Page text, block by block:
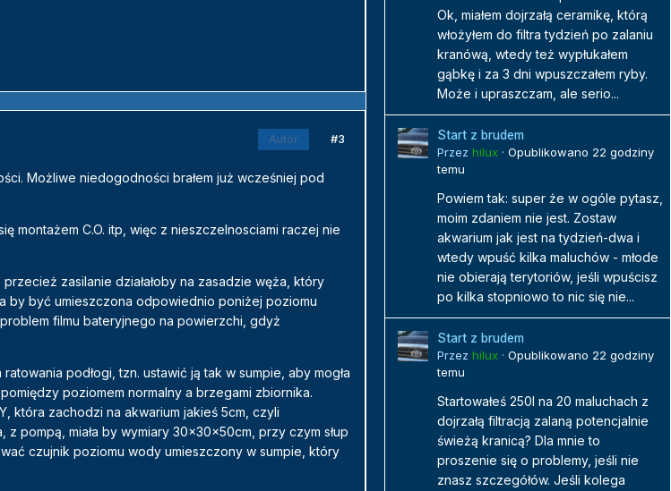
Autor #3
Możliwe niedogodności brałem już wcześniej pod
montażem C.O. itp, więc z nieszczelnosciami raczej nie
zasilanie działałoby na zasadzie węża, który
by być umieszczona odpowiednio poniżej poziomu
filmu bateryjnego na powierzchi, gdyż
podłogi, tzn. ustawić ją tak w sumpie, aby mogła
poziomem normalny a brzegami zbiornika.
która zachodzi na akwarium jakieś 5cm, czyli
pompą, miała by wymiary 30x30x50cm, przy czym słup
czujnik poziomu wody umieszczony w sumpie, który
Ok, miałem dojrzałą ceramikę, którą
włożyłem do filtra tydzień po zalaniu
kranówą, wtedy też wypłukałem
gąbkę i za 3 dni wpuszczałem ryby.
Może i upraszczam, ale serio...
Start z brudem
Przez hilux · Opublikowano 22 godziny
temu
Powiem tak: super że w ogóle pytasz,
moim zdaniem nie jest. Zostaw
akwarium jak jest na tydzień-dwa i
wtedy wpuść kilka maluchów - młode
nie obierają terytoriów, jeśli wpuścisz
po kilka stopniowo to nic się nie...
Start z brudem
Przez hilux · Opublikowano 22 godziny
temu
Startowałeś 250l na 20 maluchach z
dojrzałą filtracją zalaną potencjalnie
świeżą kranicą? Dla mnie to
proszenie się o problemy, jeśli nie
znasz szczegółów. Jeśli kolega